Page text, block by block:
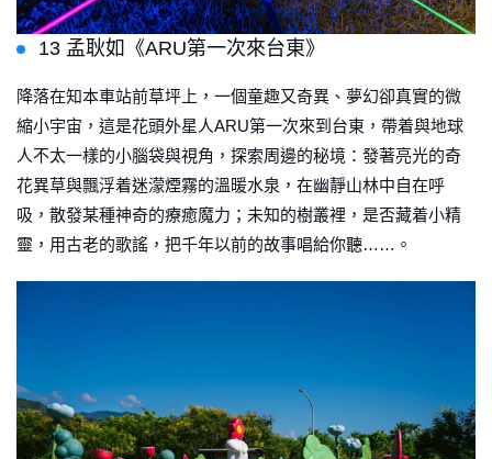
13 孟耿如《ARU第一次來台東》
降落在知本車站前草坪上，一個童趣又奇異、夢幻卻真實的微
縮小宇宙，這是花頭外星人ARU第一次來到台東，帶着與地球
人不太一樣的小腦袋與視角，探索周邊的秘境：發著亮光的奇
花異草與飄浮着迷濛煙霧的溫暖水泉，在幽靜山林中自在呼
吸，散發某種神奇的療癒魔力；未知的樹叢裡，是否藏着小精
靈，用古老的歌謠，把千年以前的故事唱給你聽……。